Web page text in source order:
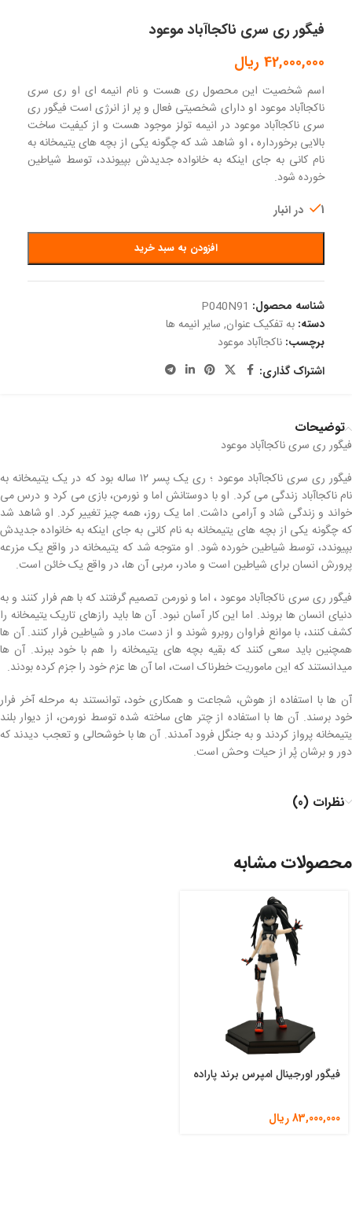
فیگور ری سری ناکجاآباد موعود
42,000,000 ریال
اسم شخصیت این محصول ری هست و نام انیمه ای او ری سری
ناکجاآباد موعود او دارای شخصیتی فعال و پر از انرژی است فیگور ری
سری ناکجاآباد موعود در انیمه تولز موجود هست و از کیفیت ساخت
بالایی برخورداره ، او شاهد شد که چگونه یکی از بچه های یتیمخانه به
نام کانی به جای اینکه به خانواده جدیدش بپیوندد، توسط شیاطین
خورده شود.
1 در انبار
افزودن به سبد خرید
شناسه محصول: P040N91
دسته: به تفکیک عنوان, سایر انیمه ها
برچسب: ناکجاآباد موعود
اشتراک گذاری:
توضیحات
فیگور ری سری ناکجاآباد موعود
فیگور ری سری ناکجاآباد موعود ؛ ری یک پسر ۱۲ ساله بود که در یک یتیمخانه به
نام ناکجاآباد زندگی می کرد. او با دوستانش اما و نورمن، بازی می کرد و درس می
خواند و زندگی شاد و آرامی داشت. اما یک روز، همه چیز تغییر کرد. او شاهد شد
که چگونه یکی از بچه های یتیمخانه به نام کانی به جای اینکه به خانواده جدیدش
بپیوندد، توسط شیاطین خورده شود. او متوجه شد که یتیمخانه در واقع یک مزرعه
پرورش انسان برای شیاطین است و مادر، مربی آن ها، در واقع یک خائن است.
فیگور ری سری ناکجاآباد موعود ، اما و نورمن تصمیم گرفتند که با هم فرار کنند و به
دنیای انسان ها بروند. اما این کار آسان نبود. آن ها باید رازهای تاریک یتیمخانه را
کشف کنند، با موانع فراوان روبرو شوند و از دست مادر و شیاطین فرار کنند. آن ها
همچنین باید سعی کنند که بقیه بچه های یتیمخانه را هم با خود ببرند. آن ها
میدانستند که این ماموریت خطرناک است، اما آن ها عزم خود را جزم کرده بودند.
آن ها با استفاده از هوش، شجاعت و همکاری خود، توانستند به مرحله آخر فرار
خود برسند. آن ها با استفاده از چتر های ساخته شده توسط نورمن، از دیوار بلند
یتیمخانه پرواز کردند و به جنگل فرود آمدند. آن ها با خوشحالی و تعجب دیدند که
دور و برشان پُر از حیات وحش است.
نظرات (0)
محصولات مشابه
فیگور اورجینال امپرس برند پاراده
83,000,000ریال